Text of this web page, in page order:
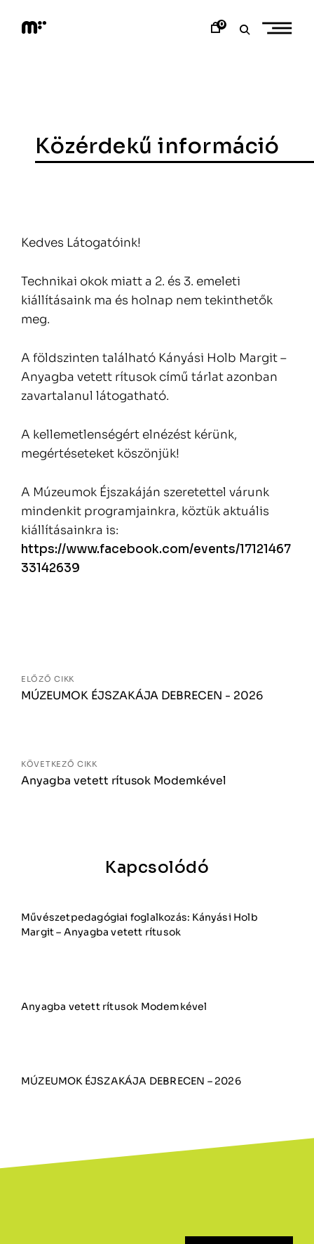
content
0
Közérdekű információ
Kedves Látogatóink!
Technikai okok miatt a 2. és 3. emeleti
kiállításaink ma és holnap nem tekinthetők
meg.
A földszinten található Kányási Holb Margit –
Anyagba vetett rítusok című tárlat azonban
zavartalanul látogatható.
A kellemetlenségért elnézést kérünk,
megértéseteket köszönjük!
A Múzeumok Éjszakáján szeretettel várunk
mindenkit programjainkra, köztük aktuális
kiállításainkra is:
https://www.facebook.com/events/17121467
33142639
ELŐZŐ CIKK
MÚZEUMOK ÉJSZAKÁJA DEBRECEN - 2026
KÖVETKEZŐ CIKK
Anyagba vetett rítusok Modemkével
Kapcsolódó
Művészetpedagógiai foglalkozás: Kányási Holb
Margit – Anyagba vetett rítusok
Anyagba vetett rítusok Modemkével
MÚZEUMOK ÉJSZAKÁJA DEBRECEN – 2026